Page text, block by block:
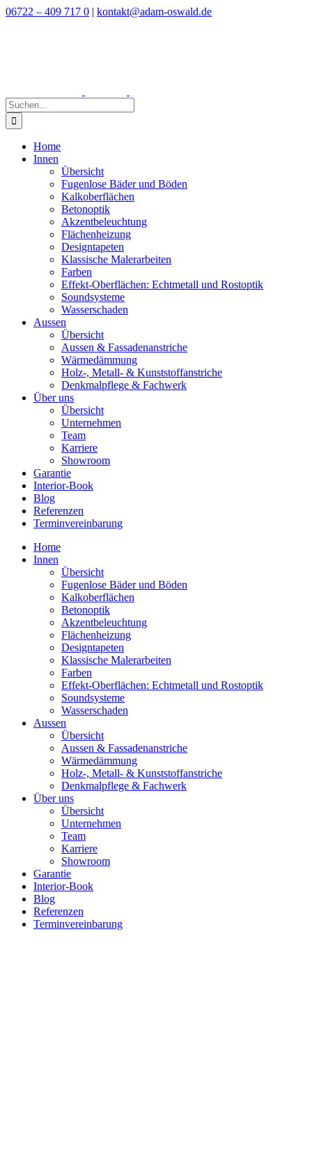
Zum
06722 – 409 717 0 | kontakt@adam-oswald.de
Suche
nach:
Home
Innen
Übersicht
Fugenlose Bäder und Böden
Kalkoberflächen
Betonoptik
Akzentbeleuchtung
Flächenheizung
Designtapeten
Klassische Malerarbeiten
Farben
Effekt-Oberflächen: Echtmetall und Rostoptik
Soundsysteme
Wasserschaden
Aussen
Übersicht
Aussen & Fassadenanstriche
Wärmedämmung
Holz-, Metall- & Kunststoffanstriche
Denkmalpflege & Fachwerk
Über uns
Übersicht
Unternehmen
Team
Karriere
Showroom
Garantie
Interior-Book
Blog
Referenzen
Terminvereinbarung
Home
Innen
Übersicht
Fugenlose Bäder und Böden
Kalkoberflächen
Betonoptik
Akzentbeleuchtung
Flächenheizung
Designtapeten
Klassische Malerarbeiten
Farben
Effekt-Oberflächen: Echtmetall und Rostoptik
Soundsysteme
Wasserschaden
Aussen
Übersicht
Aussen & Fassadenanstriche
Wärmedämmung
Holz-, Metall- & Kunststoffanstriche
Denkmalpflege & Fachwerk
Über uns
Übersicht
Unternehmen
Team
Karriere
Showroom
Garantie
Interior-Book
Blog
Referenzen
Terminvereinbarung